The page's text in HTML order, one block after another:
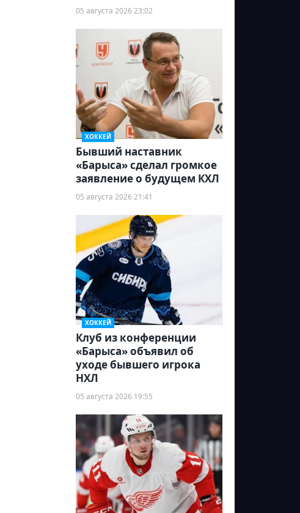
05 августа 2026 23:02
ХОККЕЙ
Бывший наставник
«Барыса» сделал громкое
заявление о будущем КХЛ
05 августа 2026 21:41
ХОККЕЙ
Клуб из конференции
«Барыса» объявил об
уходе бывшего игрока
НХЛ
05 августа 2026 19:55